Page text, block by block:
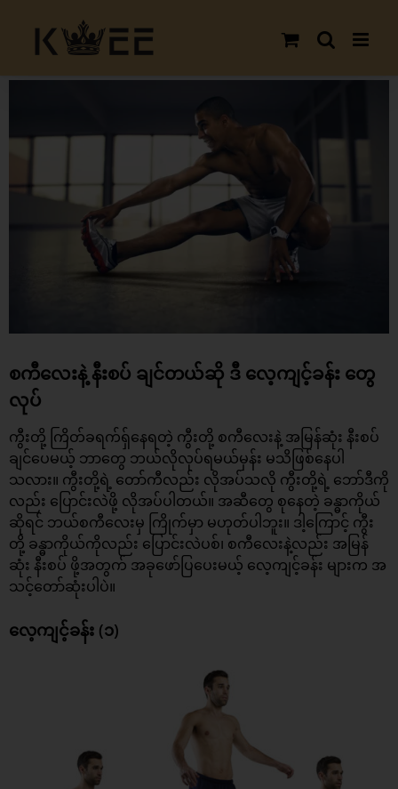
content
Image
စကီလေးနဲ့ နီးစပ် ချင်တယ်ဆို ဒီ လေ့ကျင့်ခန်း တွေ
လုပ်
ကွီးတို့ ကြိတ်ခရက်ရှ်နေရတဲ့ ကွီးတို့ စကီလေးနဲ့ အမြန်ဆုံး နီးစပ်
ချင်ပေမယ့် ဘာတွေ ဘယ်လိုလုပ်ရမယ်မှန်း မသိဖြစ်နေပါ
သလား။ ကွီးတို့ရဲ့ တော်ကီလည်း လိုအပ်သလို ကွီးတို့ရဲ့ ဘော်ဒီကို
လည်း ပြောင်းလဲဖို့ လိုအပ်ပါတယ်။ အဆီတွေ စုနေတဲ့ ခန္ဓာကိုယ်
ဆိုရင် ဘယ်စကီလေးမှ ကြိုက်မှာ မဟုတ်ပါဘူး။ ဒါ့ကြောင့် ကွီး
တို့ ခန္ဓာကိုယ်ကိုလည်း ပြောင်းလဲပစ်၊ စကီလေးနဲ့လည်း အမြန်
ဆုံး နီးစပ် ဖို့အတွက် အခုဖော်ပြပေးမယ့် လေ့ကျင့်ခန်း များက အ
သင့်တော်ဆုံးပါပဲ။
လေ့ကျင့်ခန်း (၁)